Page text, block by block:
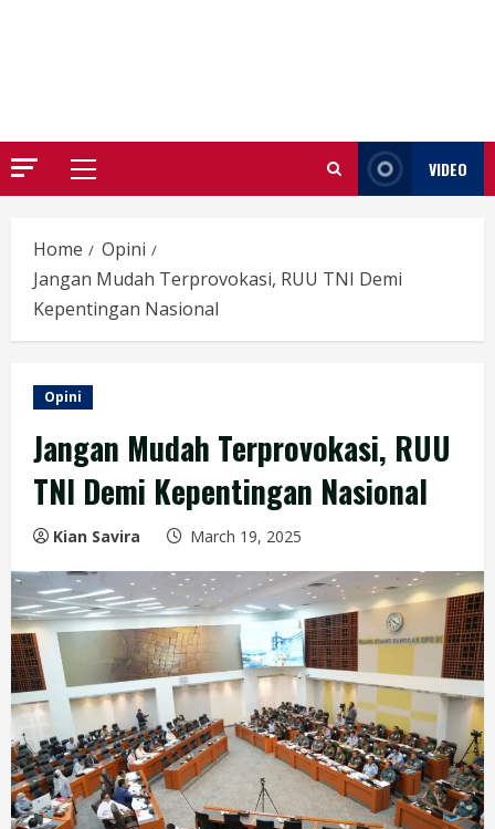
Primary
VIDEO
Home
Opini
Jangan Mudah Terprovokasi, RUU TNI Demi
Kepentingan Nasional
Opini
Jangan Mudah Terprovokasi, RUU
TNI Demi Kepentingan Nasional
Kian Savira March 19, 2025